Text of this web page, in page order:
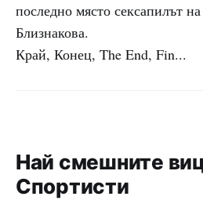
последно място сексапилът
Близнакова.
Край, Конец, The End, Fin...
Най смешните
Спортисти